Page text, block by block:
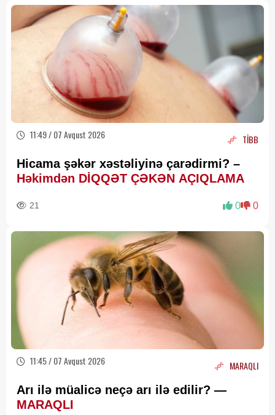
11:49 / 07 Avqust 2026 TİBB
Hicama şəkər xəstəliyinə çarədirmi? –
Həkimdən DİQQƏT ÇƏKƏN AÇIQLAMA
21 0 0
11:45 / 07 Avqust 2026 MARAQLI
Arı ilə müalicə neçə arı ilə edilir? —
MARAQLI